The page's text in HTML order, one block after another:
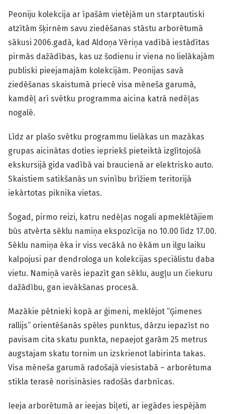
Peoniju kolekcija ar īpašām vietējām un starptautiski
atzītām šķirnēm savu ziedēšanas stāstu arborētumā
sākusi 2006.gadā, kad Aldoņa Vēriņa vadībā iestādītas
pirmās dažādības, kas uz šodienu ir viena no lielākajām
publiski pieejamajām kolekcijām. Peonijas savā
ziedēšanas skaistumā priecē visa mēneša garumā,
kamdēļ arī svētku programma aicina katrā nedēļas
nogalē.
Līdz ar plašo svētku programmu lielākas un mazākas
grupas aicinātas doties iepriekš pieteiktā izglītojošā
ekskursijā gida vadībā vai braucienā ar elektrisko auto.
Skaistiem satikšanās un svinību brīžiem teritorijā
iekārtotas piknika vietas.
Šogad, pirmo reizi, katru nedēļas nogali apmeklētājiem
būs atvērta sēklu namiņa ekspozīcija no 10.00 līdz 17.00.
Sēklu namiņa ēka ir viss vecākā no ēkām un ilgu laiku
kalpojusi par dendrologa un kolekcijas speciālistu daba
vietu. Namiņā varēs iepazīt gan sēklu, augļu un čiekuru
dažādību, gan ievākšanas procesā.
Mazākie pētnieki kopā ar ģimeni, meklējot “Ģimenes
rallijs” orientēšanās spēles punktus, dārzu iepazīst no
pavisam cita skatu punkta, nepaejot garām 25 metrus
augstajam skatu tornim un izskrienot labirinta takas.
Visa mēneša garumā radošajā viesistabā – arborētuma
stikla terasē norisināsies radošās darbnīcas.
Ieeja arborētumā ar ieejas biļeti, ar iegādes iespējām